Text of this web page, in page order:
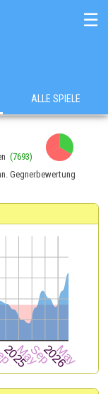
☰
ALLE SPIELE
(7693)
Gegnerbewertung